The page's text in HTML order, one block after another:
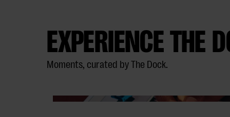
EXPERIENCE THE
Moments, curated by The Dock.